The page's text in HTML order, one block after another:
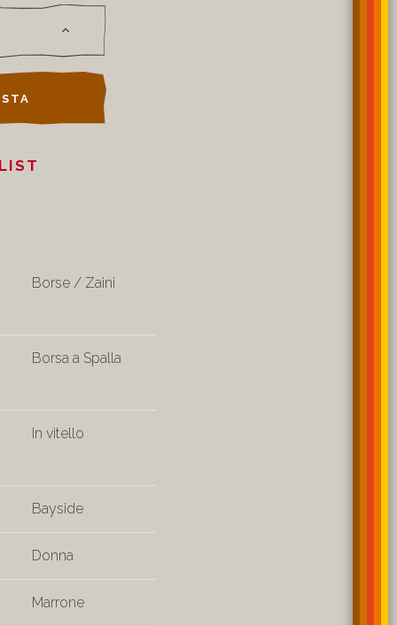
Borse / Zaini
Borsa a Spalla
In vitello
Bayside
Donna
Marrone